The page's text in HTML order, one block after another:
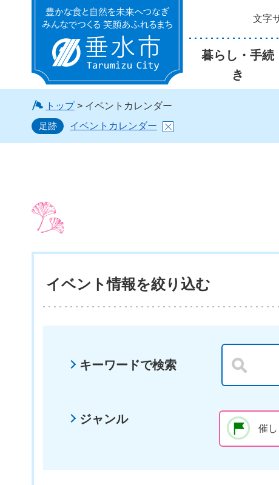
垂水市 文字
暮らし・手続
き
トップ> イベントカレンダー
足跡
イベントカレンダー
イベント情報を絞り込む
キーワードで検索
ジャンル
催し